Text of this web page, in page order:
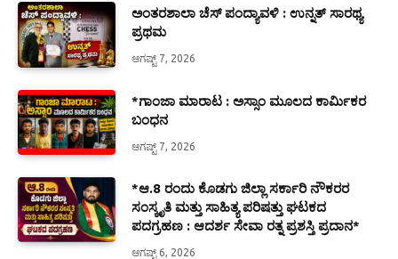
ಅಂತರಶಾಲಾ ಚೆಸ್ ಪಂದ್ಯಾವಳಿ : ಉನ್ನತ್ ಸಾರಥ್ಯ
ಪ್ರಥಮ
ಆಗಷ್ಟ್ 7, 2026
*ಗಾಂಜಾ ಮಾರಾಟ : ಅಸ್ಸಾಂ ಮೂಲದ ಕಾರ್ಮಿಕರ
ಬಂಧನ
ಆಗಷ್ಟ್ 7, 2026
*ಆ.8 ರಂದು ಕೊಡಗು ಜಿಲ್ಲಾ ಸರ್ಕಾರಿ ನೌಕರರ
ಸಂಸ್ಕೃತಿ ಮತ್ತು ಸಾಹಿತ್ಯ ಪರಿಷತ್ತು ಘಟಕದ
ಪದಗ್ರಹಣ : ಆದರ್ಶ ಸೇವಾ ರತ್ನ ಪ್ರಶಸ್ತಿ ಪ್ರದಾನ*
ಆಗಷ್ಟ್ 6, 2026